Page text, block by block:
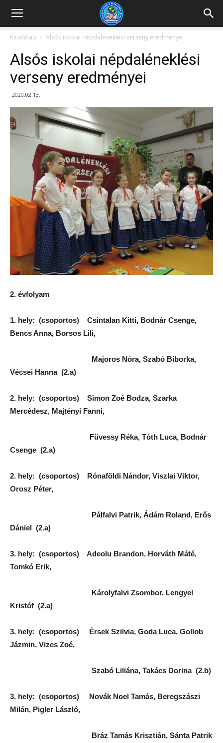
Kazincbarcikai
Pollack
Mihály
Általános
Kezdőlap Alsós iskolai népdaléneklési verseny eredményei
Alsós iskolai népdaléneklési
verseny eredményei
2020.02.13.
2. évfolyam
1. hely: (csoportos) Csintalan Kitti, Bodnár Csenge,
Bencs Anna, Borsos Lili,
Majoros Nóra, Szabó Bíborka,
Vécsei Hanna (2.a)
2. hely: (csoportos) Simon Zoé Bodza, Szarka
Mercédesz, Majtényi Fanni,
Füvessy Réka, Tóth Luca, Bodnár
Csenge (2.a)
2. hely: (csoportos) Rónaföldi Nándor, Viszlai Viktor,
Orosz Péter,
Pálfalvi Patrik, Ádám Roland, Erős
Dániel (2.a)
3. hely: (csoportos) Adeolu Brandon, Horváth Máté,
Tomkó Erik,
Károlyfalvi Zsombor, Lengyel
Kristóf (2.a)
3. hely: (csoportos) Érsek Szilvia, Goda Luca, Gollob
Jázmin, Vizes Zoé,
Szabó Liliána, Takács Dorina (2.b)
3. hely: (csoportos) Novák Noel Tamás, Beregszászi
Milán, Pigler László,
Bráz Tamás Krisztián, Sánta Patrik